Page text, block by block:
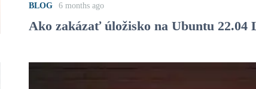
BLOG 6 months ago
Ako zakázať úložisko na Ubuntu 22.04